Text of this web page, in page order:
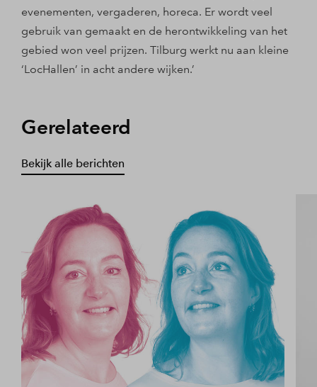
evenementen, vergaderen, horeca. Er wordt veel
gebruik van gemaakt en de herontwikkeling van het
gebied won veel prijzen. Tilburg werkt nu aan kleine
‘LocHallen’ in acht andere wijken.’
Gerelateerd
Bekijk alle berichten